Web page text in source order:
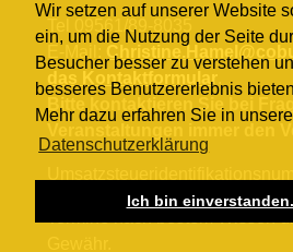
Wir setzen auf unserer Website
ein, um die Nutzung der Seite
Besucher besser zu verstehen
besseres Benutzererlebnis
Mehr dazu erfahren Sie in
Datenschutzerklärung
Ich bin einverstanden.
Tel 09561/89-8035
E-Mail: Christine.Hamel@
das Kontaktformular
Bitte kontaktieren Sie bei
Veranstaltungen immer den
Termine nach bestem Wissen